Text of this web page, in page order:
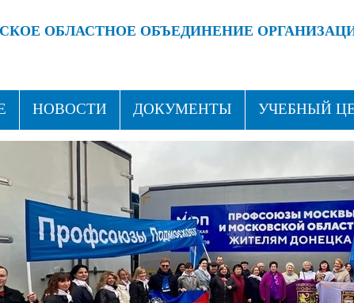
ОБЛАСТНОЕ ОБЪЕДИНЕНИЕ
НОВОСТИ ДОКУМЕНТЫ УЧЕБНЫЙ
КОНТАКТЫ